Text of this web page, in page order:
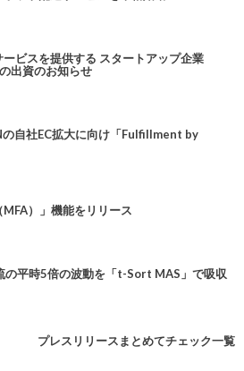
ビスを提供する スタートアップ企業
出資のお知らせ
自社EC拡大に向け「Fulfillment by
）」機能をリリース
の平時5倍の波動を「t-Sort MAS」で吸収
プレスリリースまとめてチェック一覧